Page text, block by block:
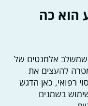
הוא כה
שמשלב אלמנטים של
להעצים את
רפואי, כאן הדגש
בשמנים